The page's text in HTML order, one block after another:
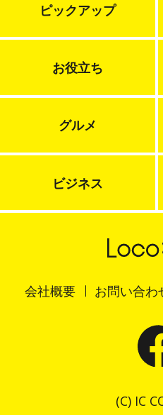
ピックアップ
お役立ち
グルメ
ビジネス
会社概要 お問い合わ
(C) IC